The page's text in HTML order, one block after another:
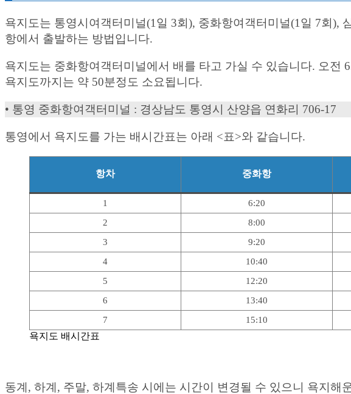
욕지도는 통영시여객터미널(1일 3회), 중화항여객터미널(1일 7회),
항에서 출발하는 방법입니다.
욕지도는 중화항여객터미널에서 배를 타고 가실 수 있습니다. 오전
욕지도까지는 약 50분정도 소요됩니다.
• 통영 중화항여객터미널 : 경상남도 통영시 산양읍 연화리 706-17
통영에서 욕지도를 가는 배시간표는 아래 <표>와 같습니다.
항차 중화항
1 6:20
2
8:00
3
9:20
4
10:40
5
12:20
6
13:40
7
15:10
욕지도 배시간표
동계, 하계, 주말, 하계특송 시에는 시간이 변경될 수 있으니 욕지